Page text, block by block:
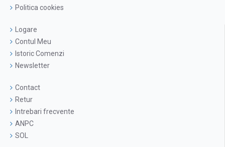
Politica cookies
Logare
Contul Meu
Istoric Comenzi
Newsletter
Contact
Retur
Intrebari frecvente
ANPC
SOL